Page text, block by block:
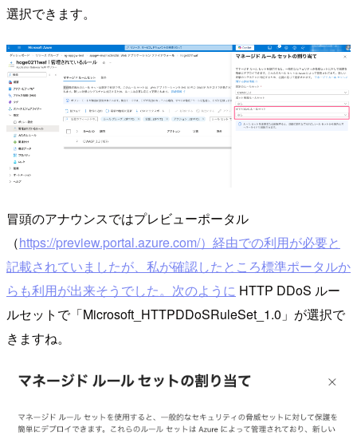
選択できます。
冒頭のアナウンスではプレビューポータル
（https://preview.portal.azure.com/）経由での利用が必要と
記載されていましたが、私が確認したところ標準ポータルか
らも利用が出来そうでした。次のように HTTP DDoS ルー
ルセットで「Microsoft_HTTPDDoSRuleSet_1.0」が選択で
きますね。